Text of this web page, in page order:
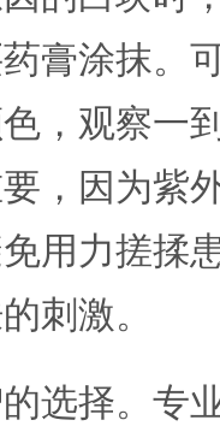
膏涂抹。
，观察一
，因为紫
用力搓揉
刺激。
选择。专